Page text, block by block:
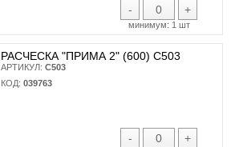
- +
минимум: 1 шт
РАСЧЕСКА "ПРИМА 2" (600) С503
АРТИКУЛ: С503
КОД: 039763
- +